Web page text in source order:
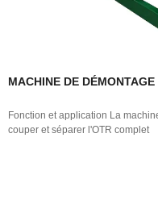
MACHINE DE DÉMONTAGE
Fonction et application La
couper et séparer l'OTR complet